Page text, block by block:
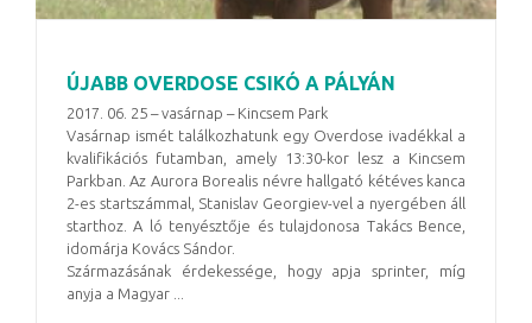
ÚJABB OVERDOSE CSIKÓ A PÁLYÁN
2017. 06. 25 – vasárnap – Kincsem Park
Vasárnap ismét találkozhatunk egy Overdose ivadékkal a
kvalifikációs futamban, amely 13:30-kor lesz a Kincsem
Parkban. Az Aurora Borealis névre hallgató kétéves kanca
2-es startszámmal, Stanislav Georgiev-vel a nyergében áll
starthoz. A ló tenyésztője és tulajdonosa Takács Bence,
idomárja Kovács Sándor.
Származásának érdekessége, hogy apja sprinter, míg
anyja a Magyar ...